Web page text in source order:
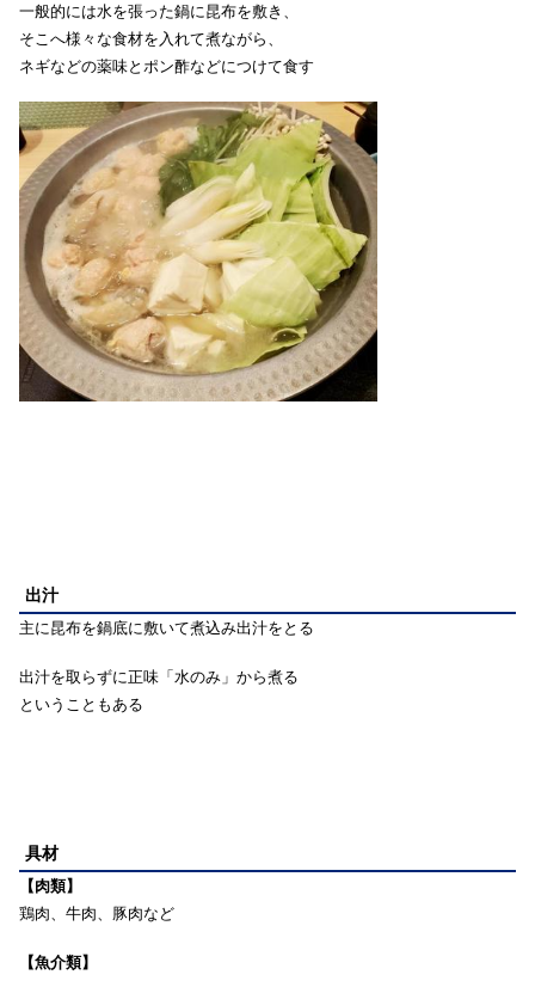
一般的には水を張った鍋に昆布を敷き、
そこへ様々な食材を入れて煮ながら、
ネギなどの薬味とポン酢などにつけて食す
出汁
主に昆布を鍋底に敷いて煮込み出汁をとる
出汁を取らずに正味「水のみ」から煮る
ということもある
具材
【肉類】
鶏肉、牛肉、豚肉など
【魚介類】